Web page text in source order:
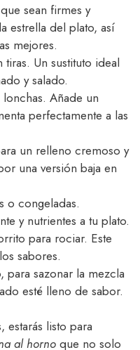
sean firmes y
estrella del plato, así
mejores.
tiras. Un sustituto ideal
y salado.
Añade un
perfectamente a las
un relleno cremoso y
una versión baja en
o congeladas.
y nutrientes a tu plato.
para rociar. Este
sabores.
para sazonar la mezcla
esté lleno de sabor.
estarás listo para
al horno que no solo